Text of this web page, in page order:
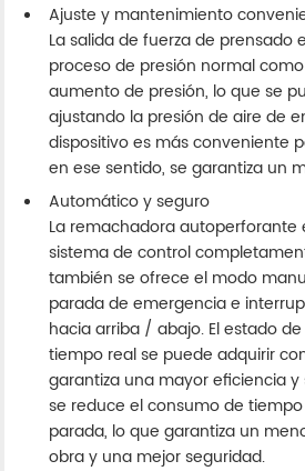
Ajuste y mantenimiento
La salida de fuerza de prensado
proceso de presión normal
aumento de presión, lo que se
ajustando la presión de aire de
dispositivo es más conveniente
en ese sentido, se garantiza un
Automático y seguro
La remachadora autoperforante
sistema de control
también se ofrece el modo
parada de emergencia e
hacia arriba / abajo. El estado
tiempo real se puede adquirir
garantiza una mayor eficiencia
se reduce el consumo de
parada, lo que garantiza un
obra y una mejor seguridad.